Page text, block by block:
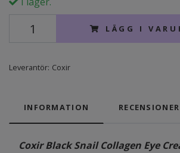
LÄGG I
Leverantör: Coxir
INFORMATION RECENSIONER
Coxir Black Snail Collagen Eye